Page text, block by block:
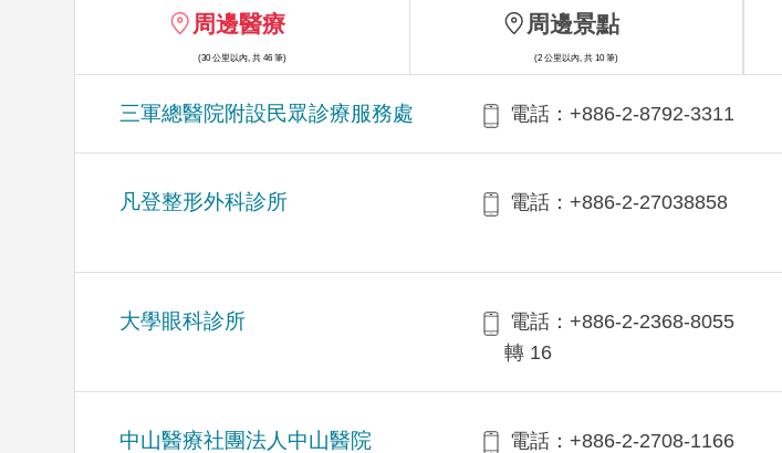
周邊醫療
(30 公里以內, 共 46 筆)
三軍總醫院附設民眾診療服務處 電話：+886-2-8792-3311
凡登整形外科診所 電話：+886-2-27038858
大學眼科診所
電話：+886-2-2368-8055
轉 16
中山醫療社團法人中山醫院 電話：+886-2-2708-1166
周邊景點
(2 公里以內, 共 10 筆)